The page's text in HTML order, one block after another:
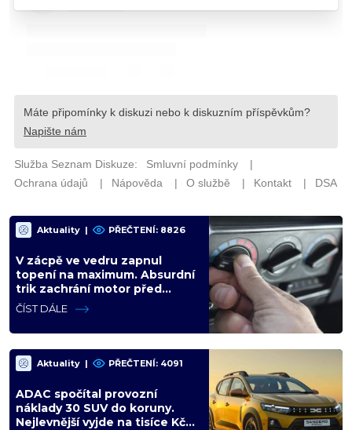
Aktuality | PŘEČTENÍ: 8826
V zácpě ve vedru zapnul
topení na maximum. Absurdní
trik zachrání motor před
opravou za desítky tisíc
ČÍST DÁLE
Aktuality | PŘEČTENÍ: 4091
ADAC spočítal provozní
náklady 30 SUV do koruny.
Nejlevnější vyjde na tisíce Kč